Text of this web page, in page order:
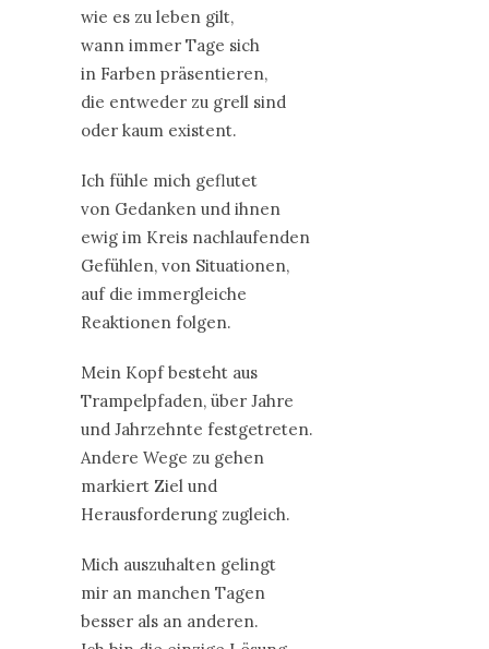
wie es zu leben gilt,
wann immer Tage sich
in Farben präsentieren,
die entweder zu grell sind
oder kaum existent.
Ich fühle mich geflutet
von Gedanken und ihnen
ewig im Kreis nachlaufenden
Gefühlen, von Situationen,
auf die immergleiche
Reaktionen folgen.
Mein Kopf besteht aus
Trampelpfaden, über Jahre
und Jahrzehnte festgetreten.
Andere Wege zu gehen
markiert Ziel und
Herausforderung zugleich.
Mich auszuhalten gelingt
mir an manchen Tagen
besser als an anderen.